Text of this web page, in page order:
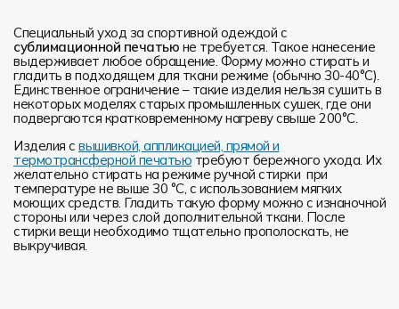
Специальный уход за спортивной одеждой с
сублимационной печатью не требуется. Такое нанесение
выдерживает любое обращение. Форму можно стирать и
гладить в подходящем для ткани режиме (обычно 30-40°С).
Единственное ограничение – такие изделия нельзя сушить в
некоторых моделях старых промышленных сушек, где они
подвергаются кратковременному нагреву свыше 200°С.
Изделия с вышивкой, аппликацией, прямой и
термотрансферной печатью требуют бережного ухода. Их
желательно стирать на режиме ручной стирки при
температуре не выше 30 °C, с использованием мягких
моющих средств. Гладить такую форму можно с изнаночной
стороны или через слой дополнительной ткани. После
стирки вещи необходимо тщательно прополоскать, не
выкручивая.